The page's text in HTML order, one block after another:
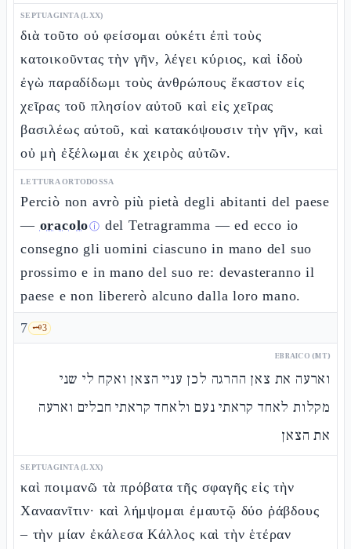
SEPTUAGINTA (LXX)
διὰ τοῦτο οὐ φείσομαι οὐκέτι ἐπὶ τοὺς
κατοικοῦντας τὴν γῆν, λέγει κύριος, καὶ ἰδοὺ
ἐγὼ παραδίδωμι τοὺς ἀνθρώπους ἕκαστον εἰς
χεῖρας τοῦ πλησίον αὐτοῦ καὶ εἰς χεῖρας
βασιλέως αὐτοῦ, καὶ κατακόψουσιν τὴν γῆν, καὶ
οὐ μὴ ἐξέλωμαι ἐκ χειρὸς αὐτῶν.
LETTURA ORTODOSSA
Perciò non avrò più pietà degli abitanti del paese
— oracoloⓘ del Tetragramma — ed ecco io
consegno gli uomini ciascuno in mano del suo
prossimo e in mano del suo re: devasteranno il
paese e non libererò alcuno dalla loro mano.
7 🗝️3
EBRAICO (MT)
וארעה את צאן ההרגה לכן עניי הצאן ואקח לי שני
מקלות לאחד קראתי נעם ולאחד קראתי חבלים וארעה
את הצאן
SEPTUAGINTA (LXX)
καὶ ποιμανῶ τὰ πρόβατα τῆς σφαγῆς εἰς τὴν
Χαναανῖτιν· καὶ λήμψομαι ἐμαυτῷ δύο ῥάβδους
– τὴν μίαν ἐκάλεσα Κάλλος καὶ τὴν ἑτέραν